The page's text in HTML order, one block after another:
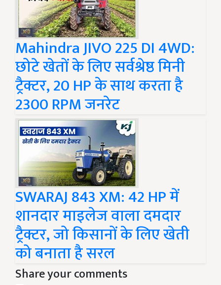
Mahindra JIVO 225 DI 4WD:
छोटे खेतों के लिए सर्वश्रेष्ठ मिनी
ट्रैक्टर, 20 HP के साथ करता है
2300 RPM जनरेट
SWARAJ 843 XM: 42 HP में
शानदार माइलेज वाला दमदार
ट्रैक्टर, जो किसानों के लिए खेती
को बनाता है सरल
Share your comments